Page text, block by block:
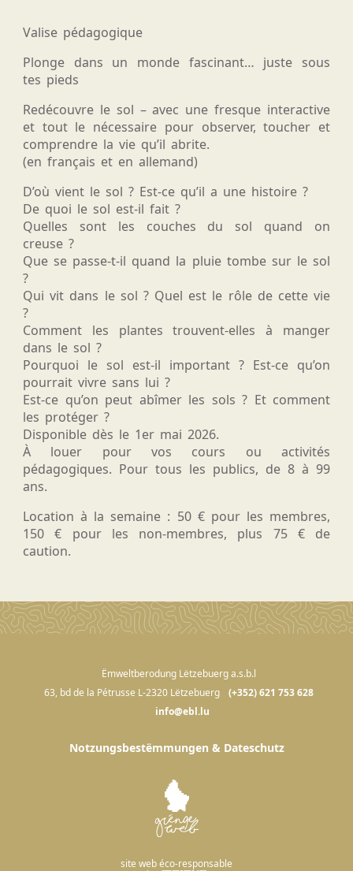
Valise pédagogique
Plonge dans un monde fascinant… juste sous
tes pieds
Redécouvre le sol – avec une fresque interactive
et tout le nécessaire pour observer, toucher et
comprendre la vie qu’il abrite.
(en français et en allemand)
D’où vient le sol ? Est-ce qu’il a une histoire ?
De quoi le sol est-il fait ?
Quelles sont les couches du sol quand on
creuse ?
Que se passe-t-il quand la pluie tombe sur le sol
?
Qui vit dans le sol ? Quel est le rôle de cette vie
?
Comment les plantes trouvent-elles à manger
dans le sol ?
Pourquoi le sol est-il important ? Est-ce qu’on
pourrait vivre sans lui ?
Est-ce qu’on peut abîmer les sols ? Et comment
les protéger ?
Disponible dès le 1er mai 2026.
À louer pour vos cours ou activités
pédagogiques. Pour tous les publics, de 8 à 99
ans.
Location à la semaine : 50 € pour les membres,
150 € pour les non-membres, plus 75 € de
caution.
Ëmweltberodung Lëtzebuerg a.s.b.l
63, bd de la Pétrusse L-2320 Lëtzebuerg
(+352) 621 753 628
info@ebl.lu
Notzungsbestëmmungen & Dateschutz
site web éco-responsable